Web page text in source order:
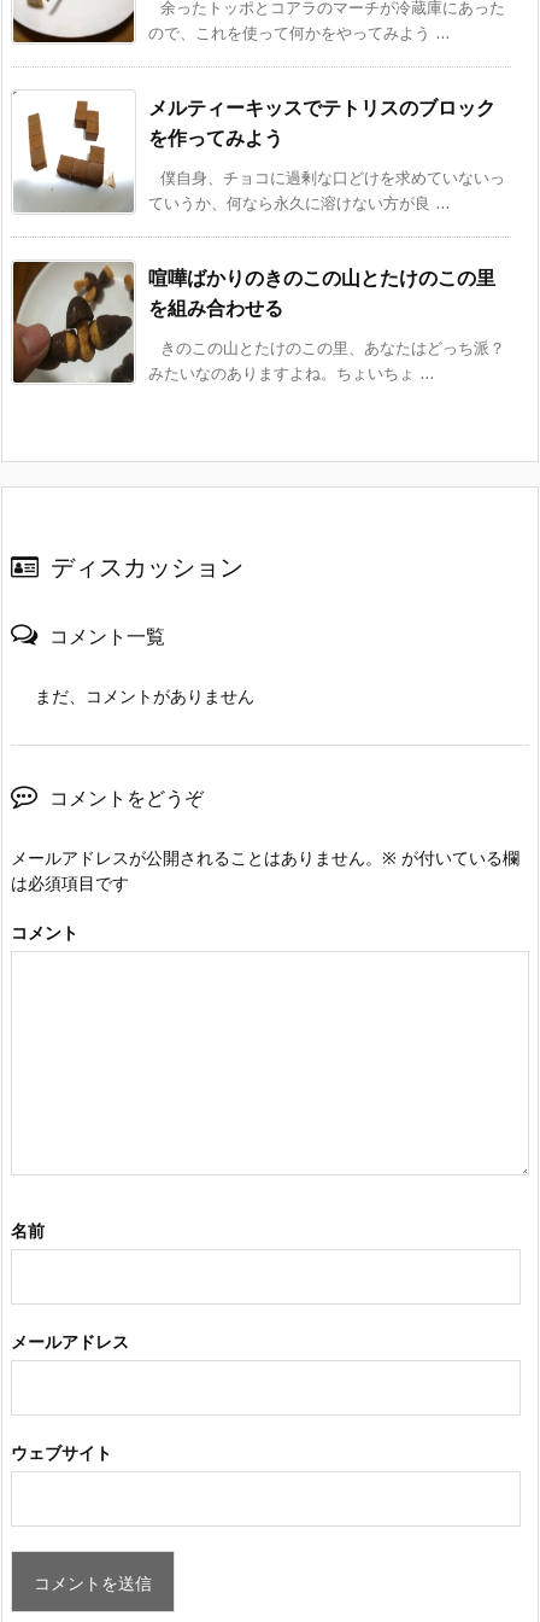
余ったトッポとコアラのマーチが冷蔵庫にあった
ので、これを使って何かをやってみよう ...
メルティーキッスでテトリスのブロック
を作ってみよう
僕自身、チョコに過剰な口どけを求めていないっ
ていうか、何なら永久に溶けない方が良 ...
喧嘩ばかりのきのこの山とたけのこの里
を組み合わせる
きのこの山とたけのこの里、あなたはどっち派？
みたいなのありますよね。ちょいちょ ...
ディスカッション
コメント一覧
まだ、コメントがありません
コメントをどうぞ
メールアドレスが公開されることはありません。 ※ が付いている欄
は必須項目です
コメント
名前
メールアドレス
ウェブサイト